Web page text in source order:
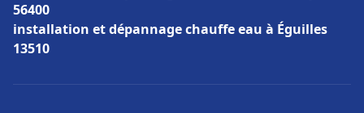
56400
installation et dépannage chauffe eau à Éguilles
13510